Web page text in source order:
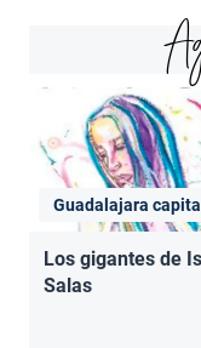
Guadalajara capital
Los gigantes de
Salas